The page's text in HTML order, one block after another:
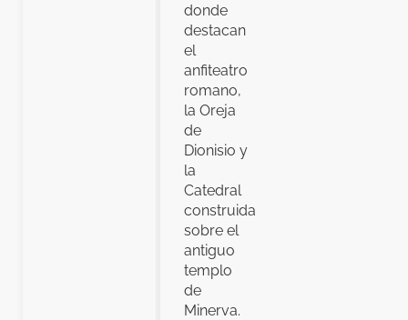
donde
destacan
el
anfiteatro
romano,
la Oreja
de
Dionisio y
la
Catedral
construida
sobre el
antiguo
templo
de
Minerva.